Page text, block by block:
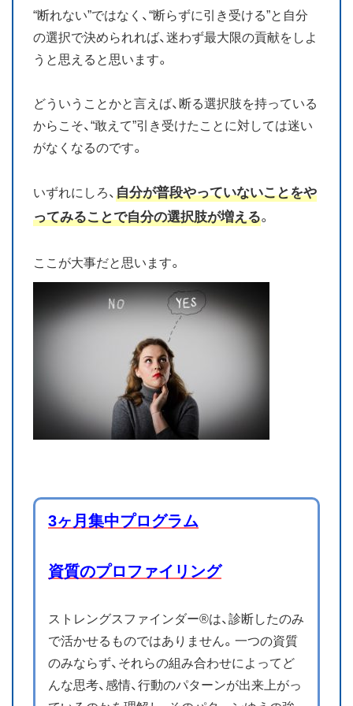
“断れない”ではなく、“断らずに引き受ける”と自分
の選択で決められれば、迷わず最大限の貢献をしよ
うと思えると思います。
どういうことかと言えば、断る選択肢を持っている
からこそ、“敢えて”引き受けたことに対しては迷い
がなくなるのです。
いずれにしろ、自分が普段やっていないことをや
ってみることで自分の選択肢が増える。
ここが大事だと思います。
3ヶ月集中プログラム
資質のプロファイリング
ストレングスファインダー®は、診断したのみ
で活かせるものではありません。一つの資質
のみならず、それらの組み合わせによってど
んな思考、感情、行動のパターンが出来上がっ